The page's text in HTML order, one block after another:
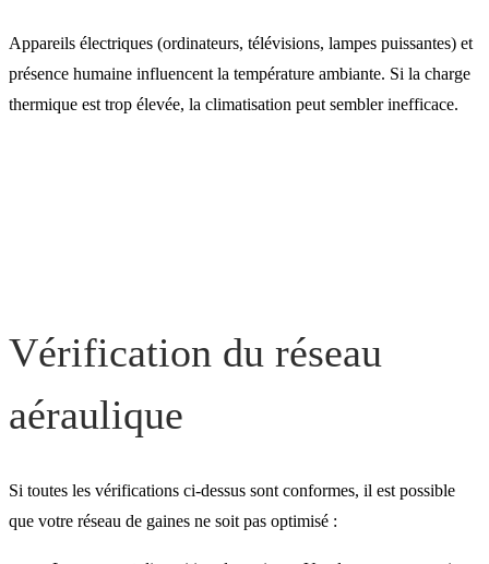
Appareils électriques (ordinateurs, télévisions, lampes puissantes) et
présence humaine influencent la température ambiante. Si la charge
thermique est trop élevée, la climatisation peut sembler inefficace.
Vérification du réseau
aéraulique
Si toutes les vérifications ci-dessus sont conformes, il est possible
que votre réseau de gaines ne soit pas optimisé :